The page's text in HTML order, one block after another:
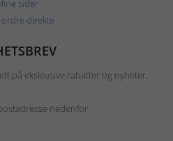
sider
ordre direkte
på eksklusive rabatter og nyheter.
nedenfor.